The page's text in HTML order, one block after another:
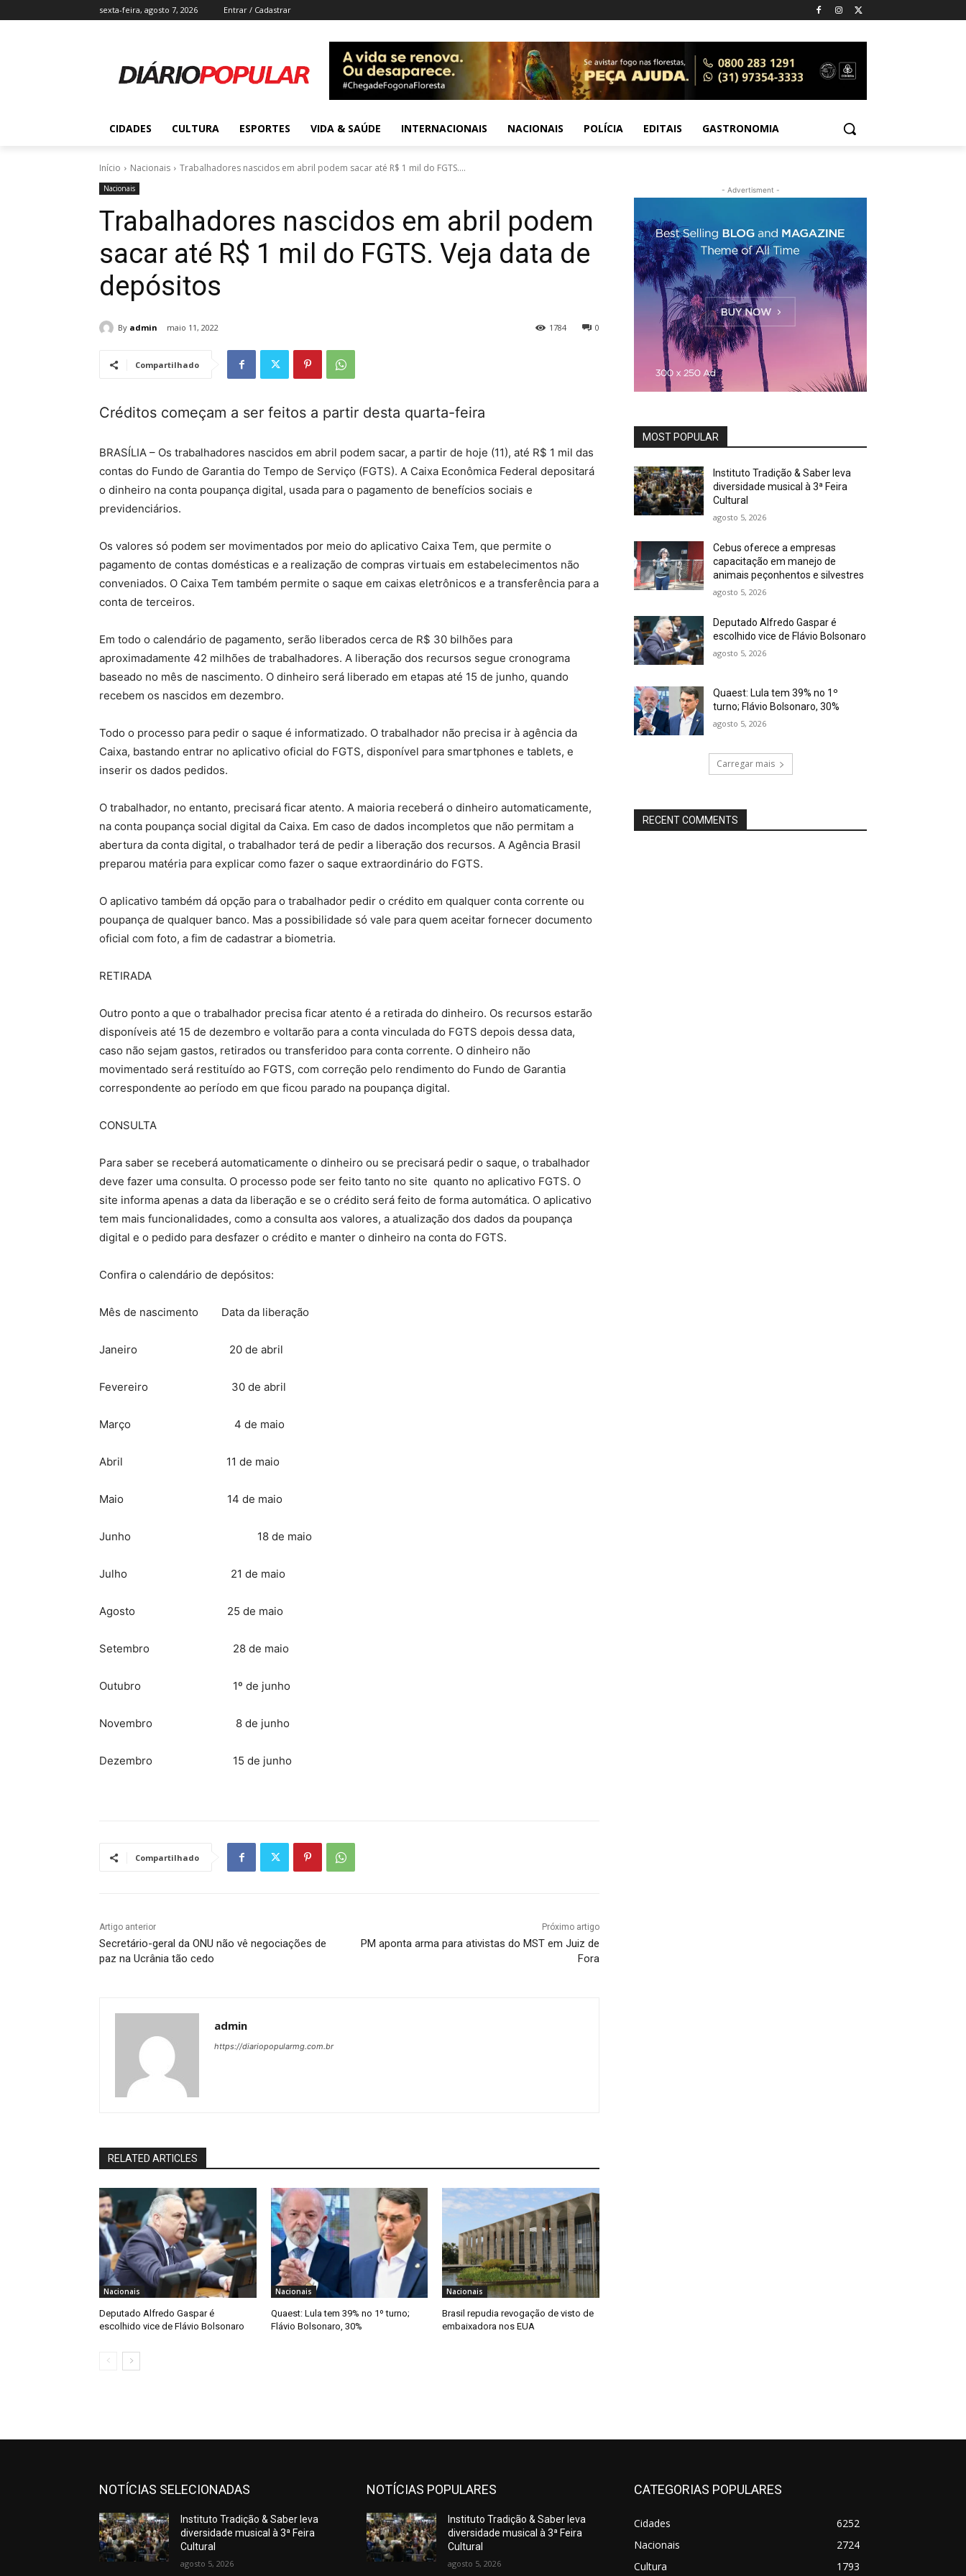
sexta-feira, agosto 7, 2026 Entrar / Cadastrar
CIDADES CULTURA ESPORTES VIDA & SAÚDE INTERNACIONAIS NACIONAIS POLÍCIA EDITAIS GASTRONOMIA
Início Nacionais Trabalhadores nascidos em abril podem sacar até R$ 1 mil do FGTS....
Nacionais
Trabalhadores nascidos em abril podem
sacar até R$ 1 mil do FGTS. Veja data de
depósitos
By admin maio 11, 2022 0
1784
Compartilhado
Créditos começam a ser feitos a partir desta quarta-feira
BRASÍLIA – Os trabalhadores nascidos em abril podem sacar, a partir de hoje (11), até R$ 1 mil das
contas do Fundo de Garantia do Tempo de Serviço (FGTS). A Caixa Econômica Federal depositará
o dinheiro na conta poupança digital, usada para o pagamento de benefícios sociais e
previdenciários.
Os valores só podem ser movimentados por meio do aplicativo Caixa Tem, que permite o
pagamento de contas domésticas e a realização de compras virtuais em estabelecimentos não
conveniados. O Caixa Tem também permite o saque em caixas eletrônicos e a transferência para a
conta de terceiros.
Em todo o calendário de pagamento, serão liberados cerca de R$ 30 bilhões para
aproximadamente 42 milhões de trabalhadores. A liberação dos recursos segue cronograma
baseado no mês de nascimento. O dinheiro será liberado em etapas até 15 de junho, quando
recebem os nascidos em dezembro.
Todo o processo para pedir o saque é informatizado. O trabalhador não precisa ir à agência da
Caixa, bastando entrar no aplicativo oficial do FGTS, disponível para smartphones e tablets, e
inserir os dados pedidos.
O trabalhador, no entanto, precisará ficar atento. A maioria receberá o dinheiro automaticamente,
na conta poupança social digital da Caixa. Em caso de dados incompletos que não permitam a
abertura da conta digital, o trabalhador terá de pedir a liberação dos recursos. A Agência Brasil
preparou matéria para explicar como fazer o saque extraordinário do FGTS.
O aplicativo também dá opção para o trabalhador pedir o crédito em qualquer conta corrente ou
poupança de qualquer banco. Mas a possibilidade só vale para quem aceitar fornecer documento
oficial com foto, a fim de cadastrar a biometria.
RETIRADA
Outro ponto a que o trabalhador precisa ficar atento é a retirada do dinheiro. Os recursos estarão
disponíveis até 15 de dezembro e voltarão para a conta vinculada do FGTS depois dessa data,
caso não sejam gastos, retirados ou transferidoo para conta corrente. O dinheiro não
movimentado será restituído ao FGTS, com correção pelo rendimento do Fundo de Garantia
correspondente ao período em que ficou parado na poupança digital.
CONSULTA
Para saber se receberá automaticamente o dinheiro ou se precisará pedir o saque, o trabalhador
deve fazer uma consulta. O processo pode ser feito tanto no site quanto no aplicativo FGTS. O
site informa apenas a data da liberação e se o crédito será feito de forma automática. O aplicativo
tem mais funcionalidades, como a consulta aos valores, a atualização dos dados da poupança
digital e o pedido para desfazer o crédito e manter o dinheiro na conta do FGTS.
Confira o calendário de depósitos:
Mês de nascimento Data da liberação
Janeiro 20 de abril
Fevereiro 30 de abril
Março 4 de maio
Abril 11 de maio
Maio 14 de maio
Junho 18 de maio
Julho 21 de maio
Agosto 25 de maio
Setembro 28 de maio
Outubro 1º de junho
Novembro 8 de junho
Dezembro 15 de junho
Compartilhado
Artigo anterior
Secretário-geral da ONU não vê negociações de
paz na Ucrânia tão cedo
Próximo artigo
PM aponta arma para ativistas do MST em Juiz de
Fora
admin
https://diariopopularmg.com.br
RELATED ARTICLES
Nacionais
Deputado Alfredo Gaspar é
escolhido vice de Flávio Bolsonaro
Nacionais
Quaest: Lula tem 39% no 1º turno;
Flávio Bolsonaro, 30%
Nacionais
Brasil repudia revogação de visto de
embaixadora nos EUA
- Advertisment -
MOST POPULAR
Instituto Tradição & Saber leva
diversidade musical à 3ª Feira
Cultural
agosto 5, 2026
Cebus oferece a empresas
capacitação em manejo de
animais peçonhentos e silvestres
agosto 5, 2026
Deputado Alfredo Gaspar é
escolhido vice de Flávio Bolsonaro
agosto 5, 2026
Quaest: Lula tem 39% no 1º
turno; Flávio Bolsonaro, 30%
agosto 5, 2026
Carregar mais
RECENT COMMENTS
NOTÍCIAS SELECIONADAS
Instituto Tradição & Saber leva
diversidade musical à 3ª Feira
Cultural
agosto 5, 2026
NOTÍCIAS POPULARES
Instituto Tradição & Saber leva
diversidade musical à 3ª Feira
Cultural
agosto 5, 2026
CATEGORIAS POPULARES
Cidades
6252
Nacionais
2724
Cultura
1793